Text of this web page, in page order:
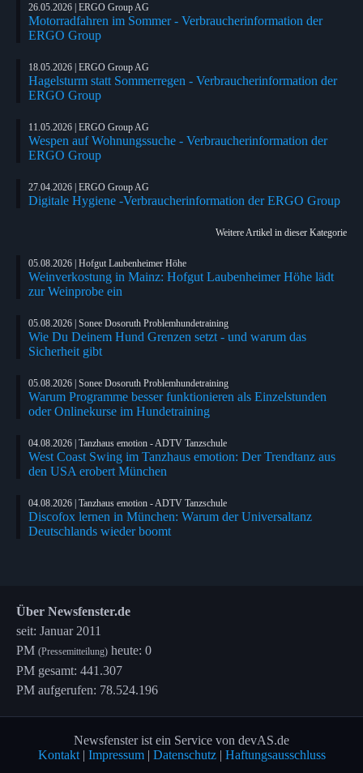
26.05.2026 | ERGO Group AG
Motorradfahren im Sommer - Verbraucherinformation der
ERGO Group
18.05.2026 | ERGO Group AG
Hagelsturm statt Sommerregen - Verbraucherinformation der
ERGO Group
11.05.2026 | ERGO Group AG
Wespen auf Wohnungssuche - Verbraucherinformation der
ERGO Group
27.04.2026 | ERGO Group AG
Digitale Hygiene -Verbraucherinformation der ERGO Group
Weitere Artikel in dieser Kategorie
05.08.2026 | Hofgut Laubenheimer Höhe
Weinverkostung in Mainz: Hofgut Laubenheimer Höhe lädt
zur Weinprobe ein
05.08.2026 | Sonee Dosoruth Problemhundetraining
Wie Du Deinem Hund Grenzen setzt - und warum das
Sicherheit gibt
05.08.2026 | Sonee Dosoruth Problemhundetraining
Warum Programme besser funktionieren als Einzelstunden
oder Onlinekurse im Hundetraining
04.08.2026 | Tanzhaus emotion - ADTV Tanzschule
West Coast Swing im Tanzhaus emotion: Der Trendtanz aus
den USA erobert München
04.08.2026 | Tanzhaus emotion - ADTV Tanzschule
Discofox lernen in München: Warum der Universaltanz
Deutschlands wieder boomt
Über Newsfenster.de
seit: Januar 2011
PM (Pressemitteilung) heute: 0
PM gesamt: 441.307
PM aufgerufen: 78.524.196
Newsfenster ist ein Service von devAS.de
Kontakt| Impressum| Datenschutz| Haftungsausschluss